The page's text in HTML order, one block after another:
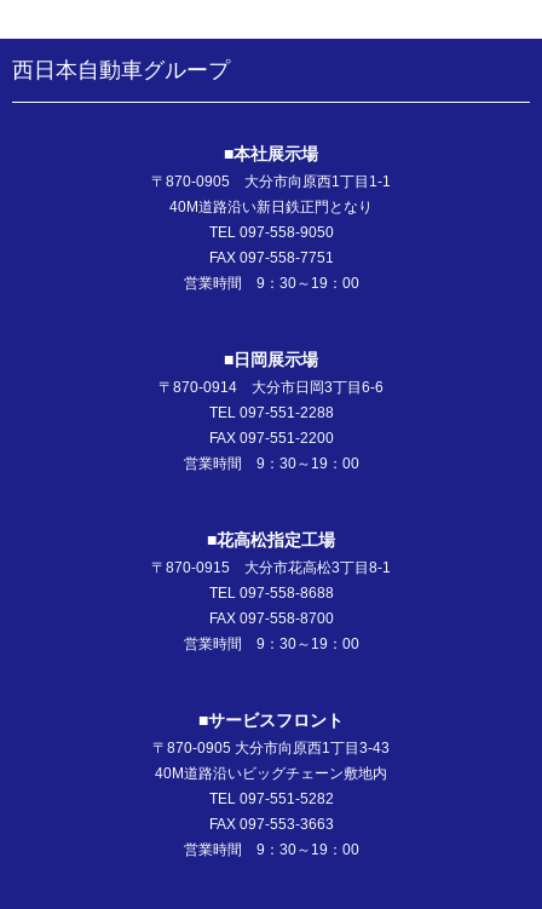
西日本自動車グループ
■本社展示場
〒870-0905 大分市向原西1丁目1-1
40M道路沿い新日鉄正門となり
TEL 097-558-9050
FAX 097-558-7751
営業時間 9：30～19：00
■日岡展示場
〒870-0914 大分市日岡3丁目6-6
TEL 097-551-2288
FAX 097-551-2200
営業時間 9：30～19：00
■花高松指定工場
〒870-0915 大分市花高松3丁目8-1
TEL 097-558-8688
FAX 097-558-8700
営業時間 9：30～19：00
■サービスフロント
〒870-0905 大分市向原西1丁目3-43
40M道路沿いビッグチェーン敷地内
TEL 097-551-5282
FAX 097-553-3663
営業時間 9：30～19：00